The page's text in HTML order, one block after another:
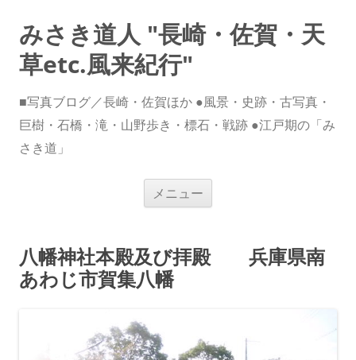
みさき道人 "長崎・佐賀・天
草etc.風来紀行"
■写真ブログ／長崎・佐賀ほか ●風景・史跡・古写真・
巨樹・石橋・滝・山野歩き・標石・戦跡 ●江戸期の「み
さき道」
メニュー
八幡神社本殿及び拝殿 兵庫県南
あわじ市賀集八幡